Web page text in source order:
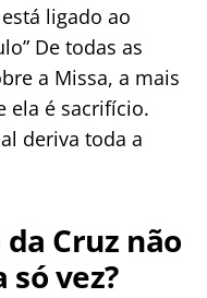
ligado ao
De todas as
a Missa, a mais
ela é sacrifício.
deriva toda a
Cruz não
vez?